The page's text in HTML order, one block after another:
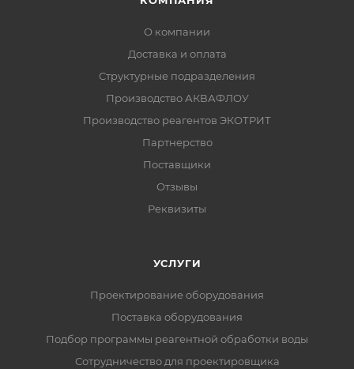
О компании
Доставка и оплата
Структурные подразделения
Производство АКВАФЛОУ
Производство реагентов ЭКОТРИТ
Партнерство
Поставщики
Отзывы
Реквизиты
УСЛУГИ
Проектирование оборудования
Поставка оборудования
Подбор программы реагентной обработки воды
Сотрудничество для проектировщика